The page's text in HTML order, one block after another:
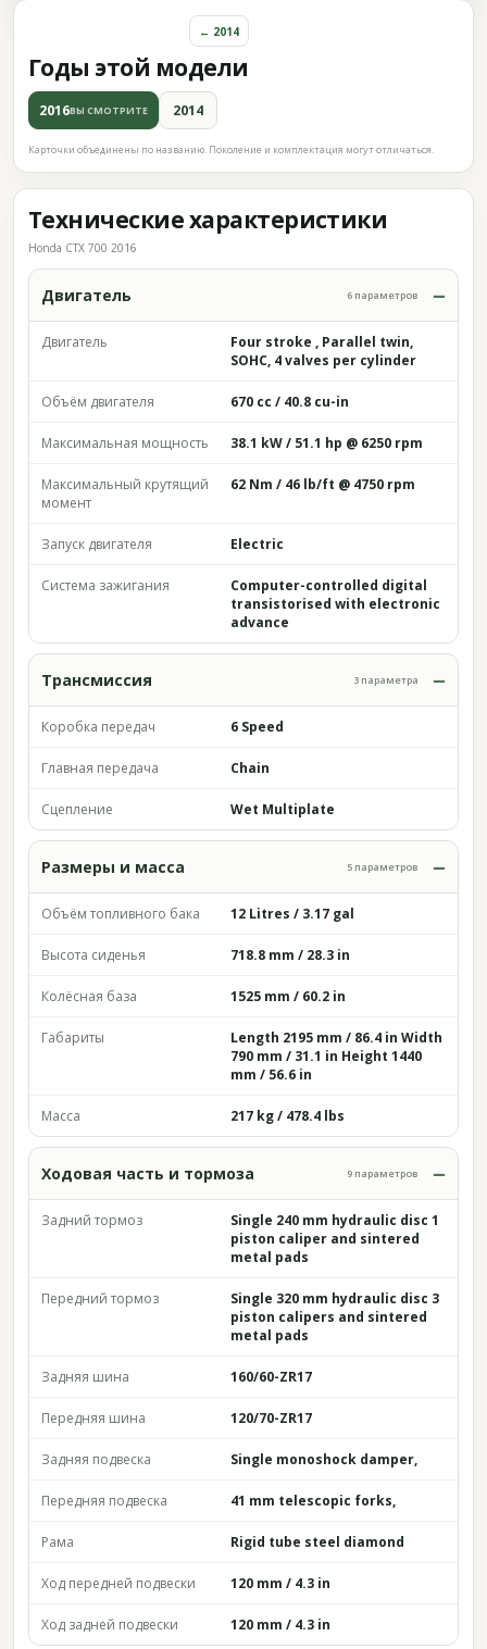
Годы этой модели
← 2014
2016ВЫ СМОТРИТЕ 2014
Карточки объединены по названию. Поколение и комплектация могут отличаться.
Технические характеристики
Honda CTX 700 2016
Двигатель 6 параметров
Двигатель
Four stroke , Parallel twin,
SOHC, 4 valves per cylinder
Объём двигателя 670 cc / 40.8 cu-in
Максимальная мощность 38.1 kW / 51.1 hp @ 6250 rpm
Максимальный крутящий
момент
62 Nm / 46 lb/ft @ 4750 rpm
Запуск двигателя Electric
Система зажигания
Computer-controlled digital
transistorised with electronic
advance
Трансмиссия 3 параметра
Коробка передач 6 Speed
Главная передача Chain
Сцепление Wet Multiplate
Размеры и масса 5 параметров
Объём топливного бака 12 Litres / 3.17 gal
Высота сиденья 718.8 mm / 28.3 in
Колёсная база 1525 mm / 60.2 in
Габариты
Length 2195 mm / 86.4 in Width
790 mm / 31.1 in Height 1440
mm / 56.6 in
Масса 217 kg / 478.4 lbs
Ходовая часть и тормоза 9 параметров
Задний тормоз
Single 240 mm hydraulic disc 1
piston caliper and sintered
metal pads
Передний тормоз
Single 320 mm hydraulic disc 3
piston calipers and sintered
metal pads
Задняя шина 160/60-ZR17
Передняя шина 120/70-ZR17
Задняя подвеска Single monoshock damper,
Передняя подвеска 41 mm telescopic forks,
Рама Rigid tube steel diamond
Ход передней подвески 120 mm / 4.3 in
Ход задней подвески 120 mm / 4.3 in